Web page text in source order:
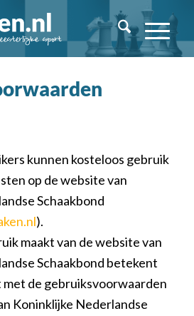
kunnen kosteloos gebruik
op de website van
Schaakbond
).
maakt van de website van
Schaakbond betekent
met de gebruiksvoorwaarden
Koninklijke Nederlandse